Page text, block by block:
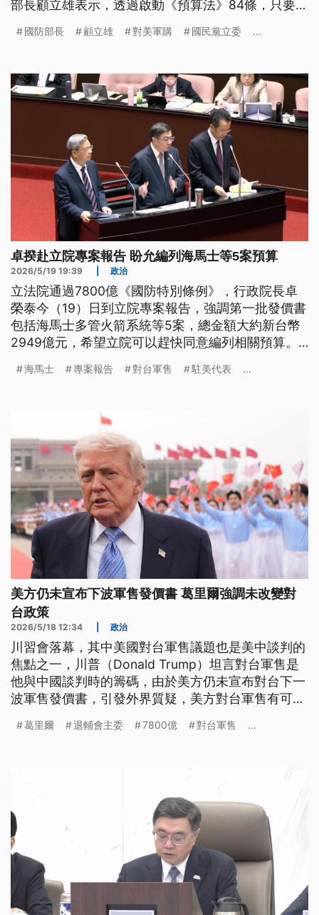
部長顧立雄表示，透過啟動《預算法》84條，只要行
題。而外傳第2批對美軍購可能生變，顧立雄澄清，
觀看待。
國防部長 顧立雄 對美軍購 國民黨立委 ...
卓揆赴立院專案報告 盼允編列海馬士等5案預算
2026/5/19 19:39 政治
立法院通過7800億《國防特別條例》，行政院長卓
榮泰今（19）日到立院專案報告，強調第一批發價書
包括海馬士多管火箭系統等5案，總金額大約新台幣
2949億元，希望立院可以趕快同意編列相關預算。
軍售，我駐美代表俞大㵢強調，會持續說服美方；國
海馬士 專案報告 對台軍售 駐美代表 ...
美方仍未宣布下波軍售發價書 葛里爾強調未改變對
台政策
2026/5/18 12:34 政治
川習會落幕，其中美國對台軍售議題也是美中談判的
焦點之一，川普（Donald Trump）坦言對台軍售是
他與中國談判時的籌碼，由於美方仍未宣布對台下一
波軍售發價書，引發外界質疑，美方對台軍售有可能
加強台灣防禦能力，力挺軍售。美國貿易代表葛里爾
葛里爾 退輔會主委 7800億 對台軍售 ...